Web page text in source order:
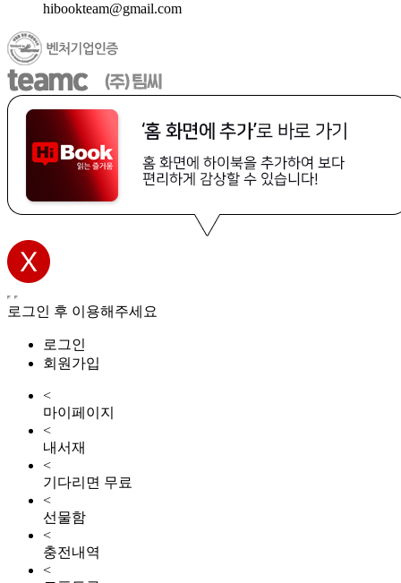
hibookteam@gmail.com
로그인 후 이용해주세요
로그인
회원가입
<
마이페이지
<
내서재
<
기다리면 무료
<
선물함
<
충전내역
<